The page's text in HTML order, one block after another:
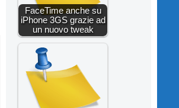
FaceTime anche su
iPhone 3GS grazie ad
un nuovo tweak